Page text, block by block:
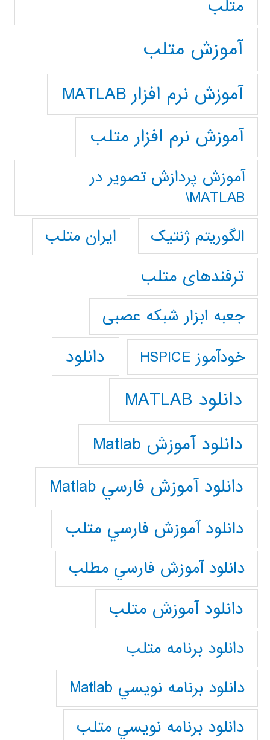
متلب
آموزش متلب
آموزش نرم افزار MATLAB
آموزش نرم افزار متلب
آموزش پردازش تصوير در
MATLAB\
الگوریتم ژنتیک
ایران متلب
ترفندهای متلب
جعبه ابزار شبکه عصبی
خودآموز HSPICE دانلود
دانلود MATLAB
دانلود آموزش Matlab
دانلود آموزش فارسي Matlab
دانلود آموزش فارسي متلب
دانلود آموزش فارسي مطلب
دانلود آموزش متلب
دانلود برنامه متلب
دانلود برنامه نويسي Matlab
دانلود برنامه نويسي متلب